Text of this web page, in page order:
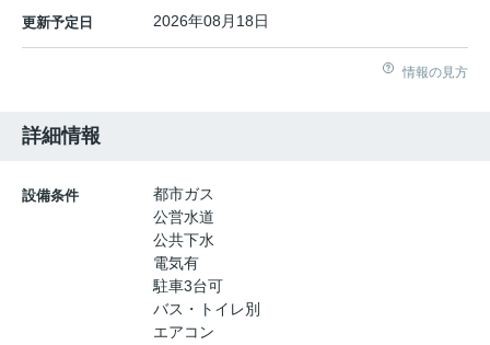
更新予定日 2026年08月18日
情報の見方
詳細情報
設備条件
都市ガス
公営水道
公共下水
電気有
駐車3台可
バス・トイレ別
エアコン